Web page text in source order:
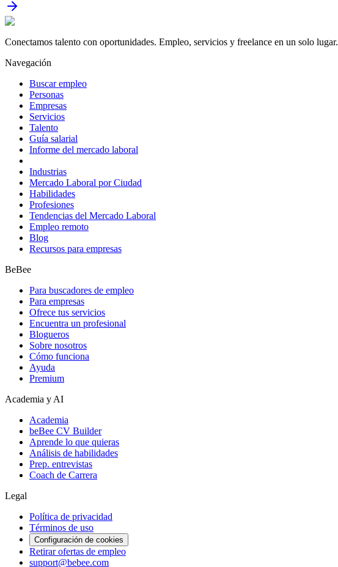
Conectamos talento con oportunidades. Empleo, servicios y freelance en un solo lugar.
Navegación
Buscar empleo
Personas
Empresas
Servicios
Talento
Guía salarial
Informe del mercado laboral
Industrias
Mercado Laboral por Ciudad
Habilidades
Profesiones
Tendencias del Mercado Laboral
Empleo remoto
Blog
Recursos para empresas
BeBee
Para buscadores de empleo
Para empresas
Ofrece tus servicios
Encuentra un profesional
Blogueros
Sobre nosotros
Cómo funciona
Ayuda
Premium
Academia y AI
Academia
beBee CV Builder
Aprende lo que quieras
Análisis de habilidades
Prep. entrevistas
Coach de Carrera
Legal
Política de privacidad
Términos de uso
Configuración de cookies
Retirar ofertas de empleo
support@bebee.com